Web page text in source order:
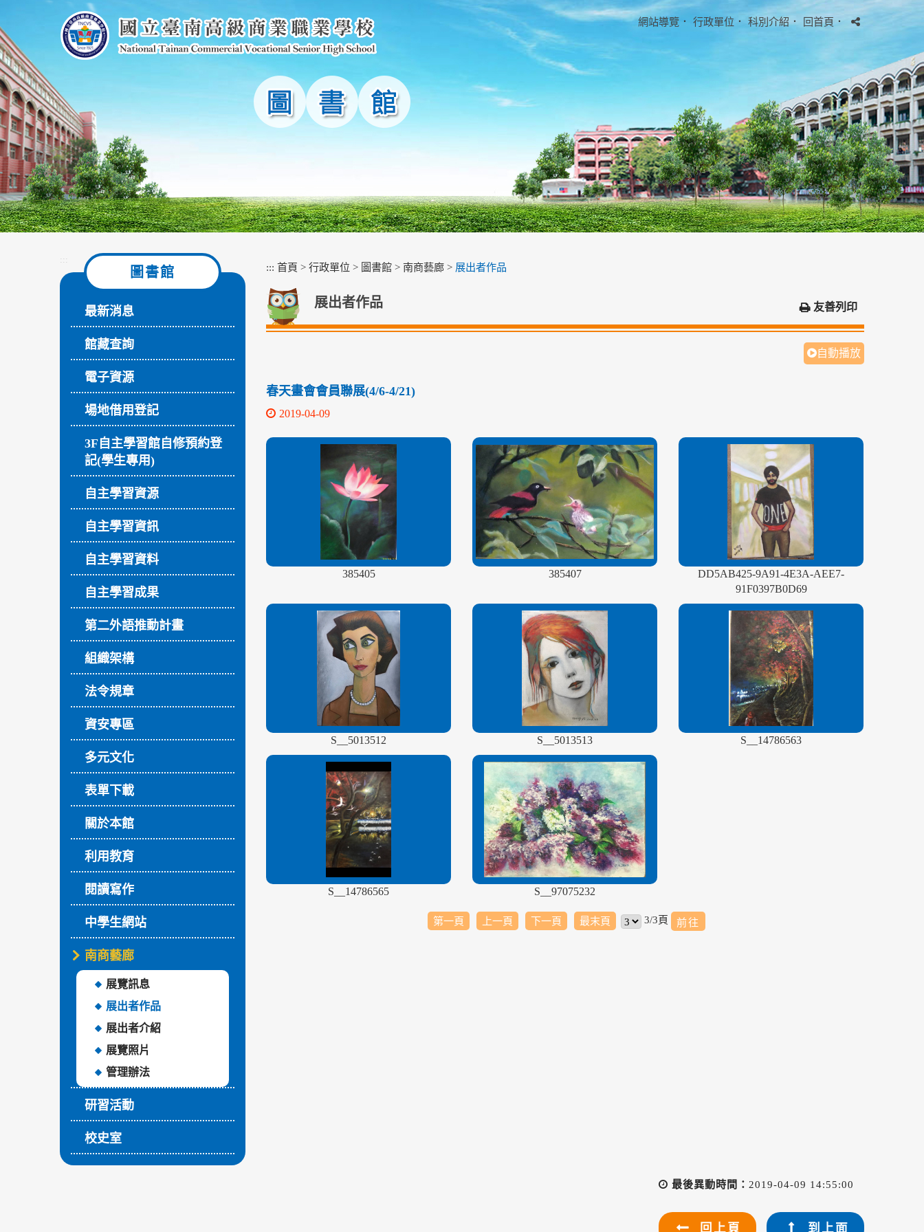
主
要
內
容
區
塊
網站導覽 ． 行政單位 ． 科別介紹． 回首頁．
:::
圖書館
最新消息
館藏查詢
電子資源
場地借用登記
3F自主學習館自修預約登
記(學生專用)
自主學習資源
自主學習資訊
自主學習資料
自主學習成果
第二外語推動計畫
組織架構
法令規章
資安專區
多元文化
表單下載
關於本館
利用教育
閱讀寫作
中學生網站
南商藝廊
展覽訊息
展出者作品
展出者介紹
展覽照片
管理辦法
研習活動
校史室
::: 首頁 > 行政單位 > 圖書館 > 南商藝廊 > 展出者作品
展出者作品 友善列印
自動播放
春天畫會會員聯展(4/6-4/21)
2019-04-09
385405 385407
DD5AB425-9A91-4E3A-AEE7-
91F0397B0D69
S__5013512 S__5013513 S__14786563
S__14786565 S__97075232
第一頁 上一頁 下一頁 最末頁 3/3頁
最後異動時間： 2019-04-09 14:55:00
回上頁 到上面